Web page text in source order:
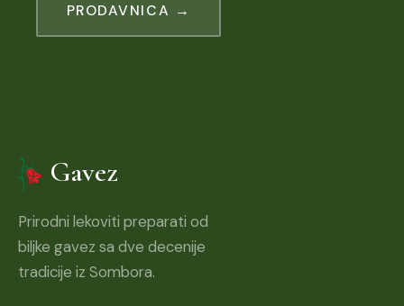
PRODAVNICA →
Gavez
Prirodni lekoviti preparati od
biljke gavez sa dve decenije
tradicije iz Sombora.